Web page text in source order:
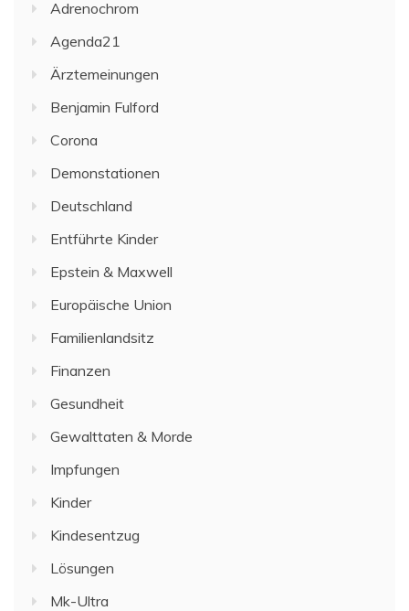
Adrenochrom
Agenda21
Ärztemeinungen
Benjamin Fulford
Corona
Demonstationen
Deutschland
Entführte Kinder
Epstein & Maxwell
Europäische Union
Familienlandsitz
Finanzen
Gesundheit
Gewalttaten & Morde
Impfungen
Kinder
Kindesentzug
Lösungen
Mk-Ultra